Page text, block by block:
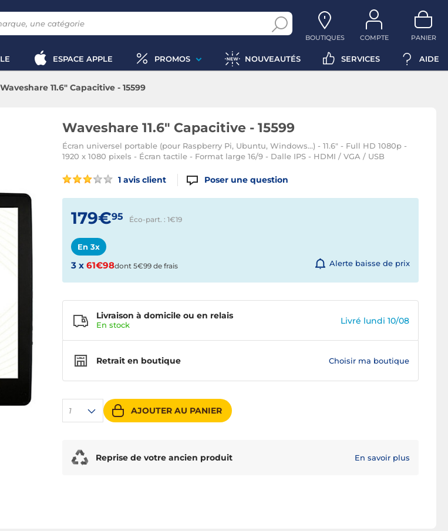
BOUTIQUES COMPTE PANIER
ESPACE APPLE PROMOS NOUVEAUTÉS SERVICES AIDE
Waveshare 11.6" Capacitive - 15599
Waveshare 11.6" Capacitive - 15599
Écran universel portable (pour Raspberry Pi, Ubuntu, Windows...) - 11.6" - Full HD 1080p -
1920 x 1080 pixels - Écran tactile - Format large 16/9 - Dalle IPS - HDMI / VGA / USB
1 avis client Poser une question
179€95 Éco-part. : 1€19
En 3x
3 x 61€98dont 5€99 de frais Alerte baisse de prix
1 AJOUTER AU PANIER
Livraison à domicile ou en relais
En stock Livré lundi 10/08
Retrait en boutique Choisir ma boutique
Reprise de votre ancien produit En savoir plus